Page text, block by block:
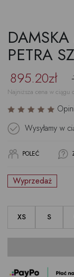
PETRA
895.20zł
Najniższa cena w ciągu
Wysyłamy w
POLEĆ
Wyprzedaż
XS S